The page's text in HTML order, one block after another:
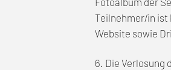
Teilnehmer/in ist
Website sowie
6. Die Verlosung